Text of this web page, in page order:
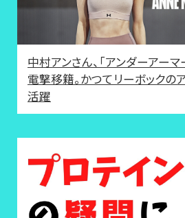
中村アンさん、「アンダーアー
電撃移籍。かつてリーボックの
活躍